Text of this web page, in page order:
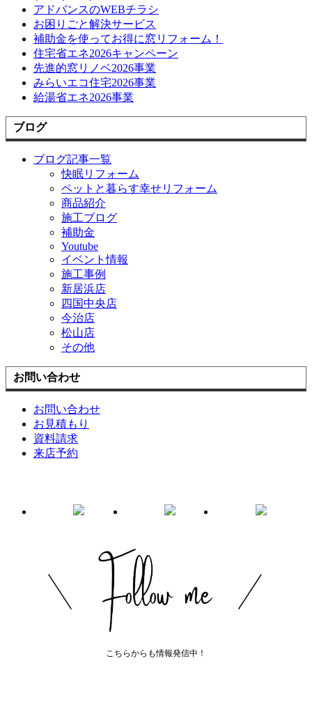
アドバンスのWEBチラシ
お困りごと解決サービス
補助金を使ってお得に窓リフォーム！
住宅省エネ2026キャンペーン
先進的窓リノベ2026事業
みらいエコ住宅2026事業
給湯省エネ2026事業
ブログ
ブログ記事一覧
快眠リフォーム
ペットと暮らす幸せリフォーム
商品紹介
施工ブログ
補助金
Youtube
イベント情報
施工事例
新居浜店
四国中央店
今治店
松山店
その他
お問い合わせ
お問い合わせ
お見積もり
資料請求
来店予約
こちらからも情報発信中！